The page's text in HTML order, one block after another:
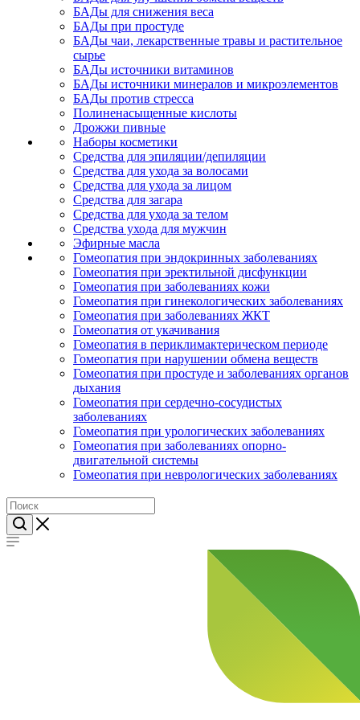
БАДы для снижения веса
БАДы при простуде
БАДы чаи, лекарственные травы и растительное
сырье
БАДы источники витаминов
БАДы источники минералов и микроэлементов
БАДы против стресса
Полиненасыщенные кислоты
Дрожжи пивные
Наборы косметики
Средства для эпиляции/депиляции
Средства для ухода за волосами
Средства для ухода за лицом
Средства для загара
Средства для ухода за телом
Средства ухода для мужчин
Эфирные масла
Гомеопатия при эндокринных заболеваниях
Гомеопатия при эректильной дисфункции
Гомеопатия при заболеваниях кожи
Гомеопатия при гинекологических заболеваниях
Гомеопатия при заболеваниях ЖКТ
Гомеопатия от укачивания
Гомеопатия в периклимактерическом периоде
Гомеопатия при нарушении обмена веществ
Гомеопатия при простуде и заболеваниях органов
дыхания
Гомеопатия при сердечно-сосудистых
заболеваниях
Гомеопатия при урологических заболеваниях
Гомеопатия при заболеваниях опорно-
двигательной системы
Гомеопатия при неврологических заболеваниях